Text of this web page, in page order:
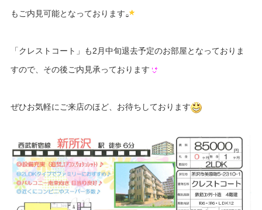
もご内見可能となっております
「クレストコート」も2月中旬退去予定のお部屋となっておりま
すので、その後ご内見承っております
ぜひお気軽にご来店のほど、お待ちしております